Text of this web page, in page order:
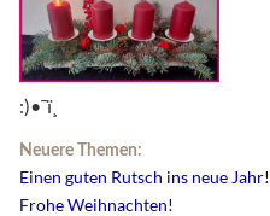
:)•¯ï¸
Neuere Themen:
Einen guten Rutsch ins neue Jahr!
Frohe Weihnachten!